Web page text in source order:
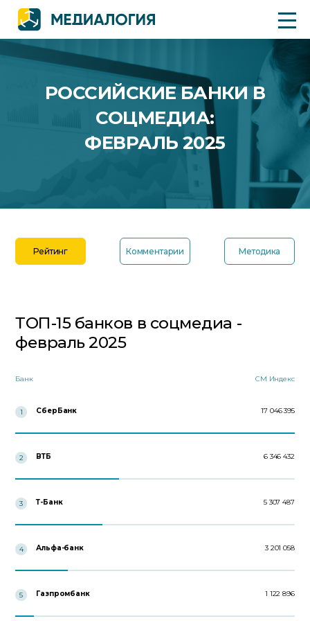
РОССИЙСКИЕ БАНКИ В
СОЦМЕДИА:
ФЕВРАЛЬ 2025
Рейтинг Комментарии Методика
ТОП-15 банков в соцмедиа -
февраль 2025
Банк СМ Индекс
1 СберБанк 17 046 395
2 ВТБ 6 346 432
3 Т-Банк 5 307 487
4 Альфа-банк 3 201 058
5 Газпромбанк 1 122 896